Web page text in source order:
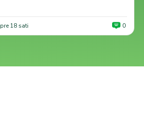
pre 18 sati 0